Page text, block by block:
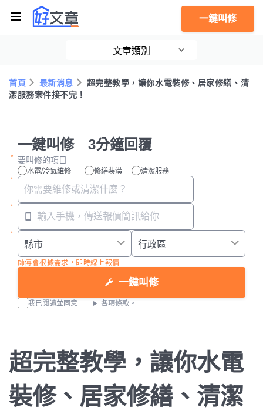
一鍵叫修
文章類別
首頁 最新消息
超完整教學，讓你水電裝修、居家修繕、清
潔服務案件接不完！
一鍵叫修 3分鐘回覆
要叫修的項目
水電/冷氣維修 修繕裝潢 清潔服務
師傅會根據需求，即時線上報價
一鍵叫修
我已閱讀並同意 各項條款。
超完整教學，讓你水電
裝修、居家修繕、清潔